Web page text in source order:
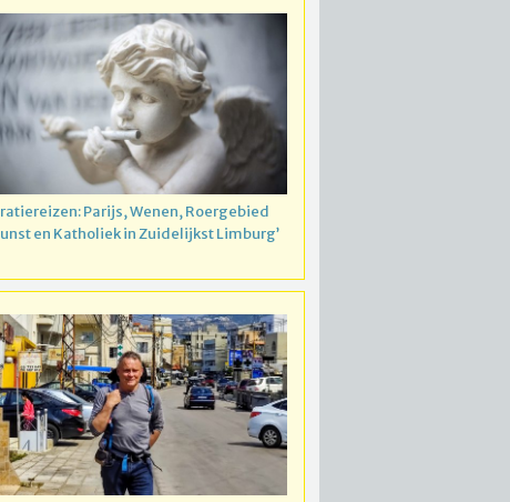
Parijs, Wenen, Roergebied
en Katholiek in Zuidelijkst Limburg’